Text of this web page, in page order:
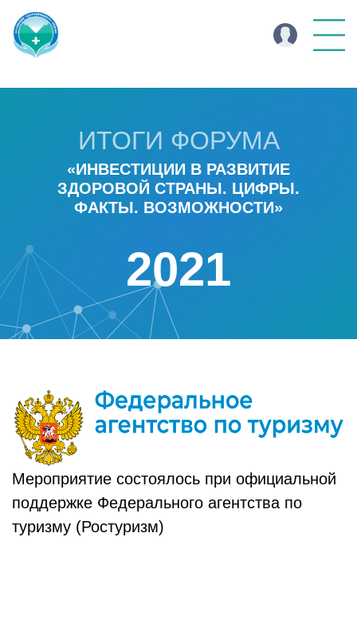
ИТОГИ ФОРУМА
«ИНВЕСТИЦИИ В РАЗВИТИЕ
ЗДОРОВОЙ СТРАНЫ. ЦИФРЫ.
ФАКТЫ. ВОЗМОЖНОСТИ»
2021
Мероприятие состоялось при официальной
поддержке Федерального агентства по
туризму (Ростуризм)